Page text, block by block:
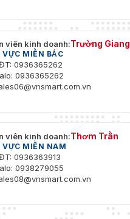
viên kinh doanh:Trường Giang
VỰC MIỀN BẮC
0936365262
0936365262
viên kinh doanh:Thơm Trần
VỰC MIỀN NAM
0936363913
0938279055